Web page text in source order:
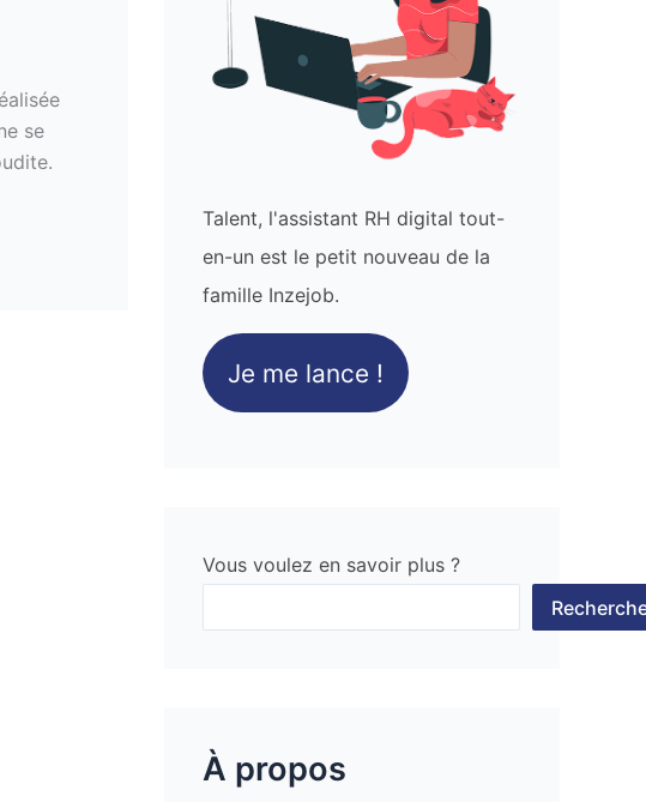
se
Talent, l'assistant RH digital tout-
en-un est le petit nouveau de la
famille Inzejob.
Je me lance !
Vous voulez en savoir plus ?
À propos